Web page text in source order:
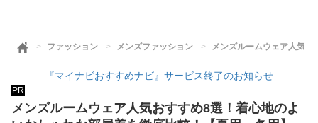
ファッション メンズファッション メンズルームウェア人気
『マイナビおすすめナビ』サービス終了のお知らせ
PR
メンズルームウェア人気おすすめ8選！着心地のよ